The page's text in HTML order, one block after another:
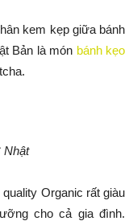
kem kẹp giữa bánh
Bản là món bánh kẹo
Nhật
Organic rất giàu
cho cả gia đình.